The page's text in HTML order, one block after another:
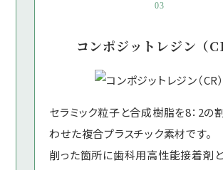
03
コンポジットレジン（
セラミック粒子と合成樹脂を8：2の
わせた複合プラスチック素材です。
削った箇所に歯科用高性能接着剤